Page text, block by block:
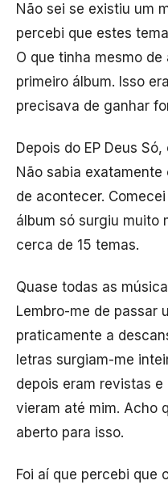
Não sei se existiu um
percebi que estes
O que tinha mesmo
primeiro álbum. Isso
precisava de ganhar
Depois do EP Deus
Não sabia
de acontecer.
álbum só surgiu muito
cerca de 15 temas.
Quase todas as
Lembro-me de passar
praticamente a
letras surgiam-me
depois eram revistas
vieram até mim. Acho
aberto para isso.
Foi aí que percebi que